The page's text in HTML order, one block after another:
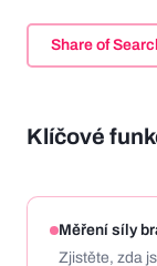
Share of
Klíčové
Měření síly
Zjistěte, zda